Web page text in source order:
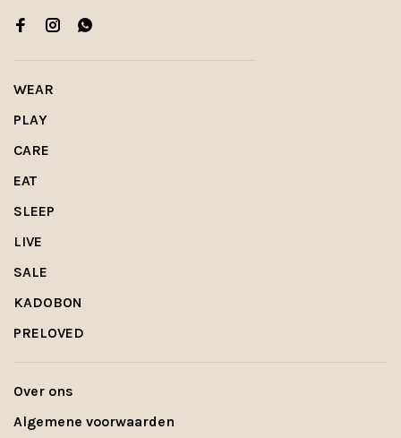
WEAR
PLAY
CARE
EAT
SLEEP
LIVE
SALE
KADOBON
PRELOVED
Over ons
Algemene voorwaarden